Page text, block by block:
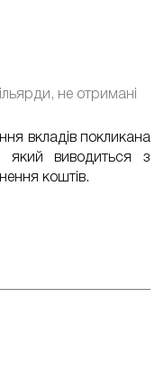
не отримані
вкладів покликана
який виводиться з
коштів.